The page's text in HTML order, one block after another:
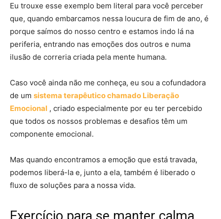
Eu trouxe esse exemplo bem literal para você perceber
que, quando embarcamos nessa loucura de fim de ano, é
porque saímos do nosso centro e estamos indo lá na
periferia, entrando nas emoções dos outros e numa
ilusão de correria criada pela mente humana.
Caso você ainda não me conheça, eu sou a cofundadora
de um sistema terapêutico chamado Liberação
Emocional , criado especialmente por eu ter percebido
que todos os nossos problemas e desafios têm um
componente emocional.
Mas quando encontramos a emoção que está travada,
podemos liberá-la e, junto a ela, também é liberado o
fluxo de soluções para a nossa vida.